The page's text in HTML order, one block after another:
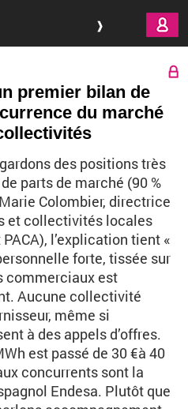
premier bilan de
du marché
des positions très
parts de marché (90 %
Colombier, directrice
et collectivités locales
l’explication tient «
forte, tissée sur
commerciaux est
Aucune collectivité
même si
à des appels d’offres.
est passé de 30 €à 40
concurrents sont la
Endesa. Plutôt que